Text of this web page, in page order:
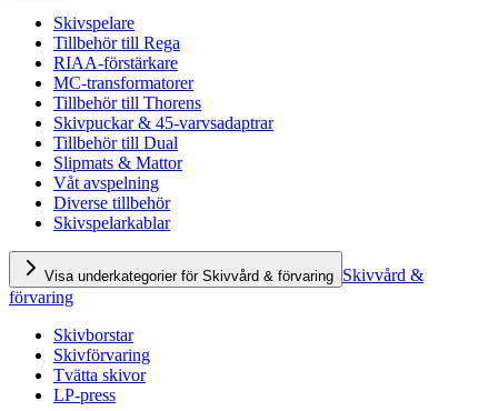
Skivspelare
Tillbehör till Rega
RIAA-förstärkare
MC-transformatorer
Tillbehör till Thorens
Skivpuckar & 45-varvsadaptrar
Tillbehör till Dual
Slipmats & Mattor
Våt avspelning
Diverse tillbehör
Skivspelarkablar
Visa underkategorier för Skivvård & förvaring Skivvård &
förvaring
Skivborstar
Skivförvaring
Tvätta skivor
LP-press